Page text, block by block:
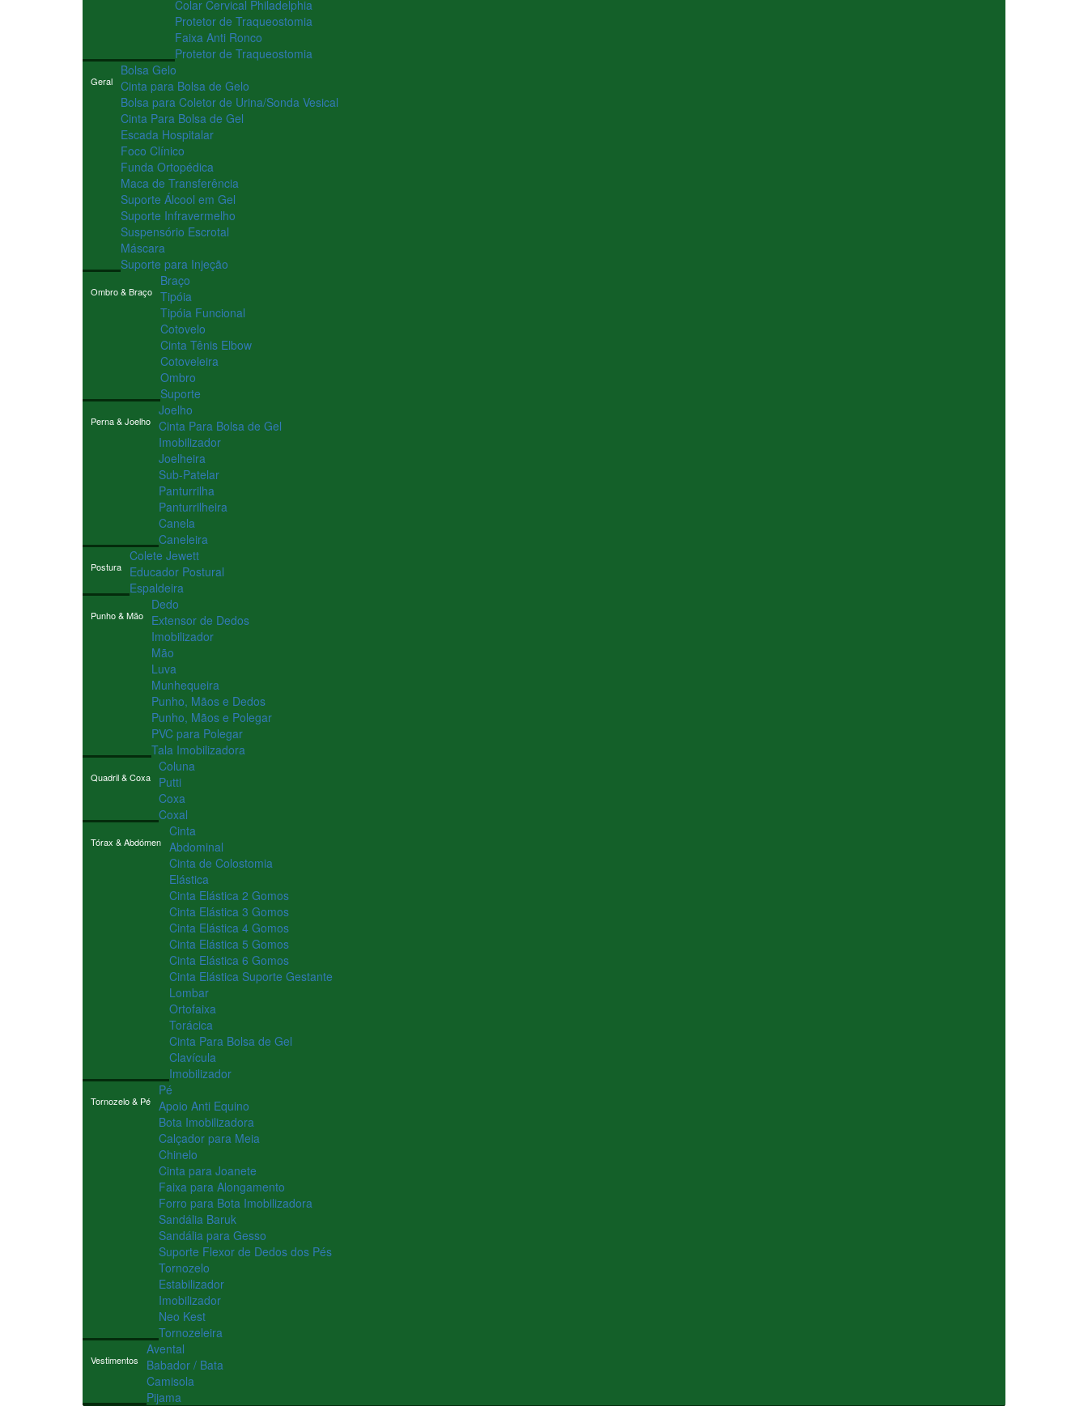
Colar Cervical Philadelphia
Protetor de Traqueostomia
Faixa Anti Ronco
Protetor de Traqueostomia
Geral
Bolsa Gelo
Cinta para Bolsa de Gelo
Bolsa para Coletor de Urina/Sonda Vesical
Cinta Para Bolsa de Gel
Escada Hospitalar
Foco Clínico
Funda Ortopédica
Maca de Transferência
Suporte Álcool em Gel
Suporte Infravermelho
Suspensório Escrotal
Máscara
Suporte para Injeção
Ombro & Braço
Braço
Tipóia
Tipóia Funcional
Cotovelo
Cinta Tênis Elbow
Cotoveleira
Ombro
Suporte
Perna & Joelho
Joelho
Cinta Para Bolsa de Gel
Imobilizador
Joelheira
Sub-Patelar
Panturrilha
Panturrilheira
Canela
Caneleira
Postura
Colete Jewett
Educador Postural
Espaldeira
Punho & Mão
Dedo
Extensor de Dedos
Imobilizador
Mão
Luva
Munhequeira
Punho, Mãos e Dedos
Punho, Mãos e Polegar
PVC para Polegar
Tala Imobilizadora
Quadril & Coxa
Coluna
Putti
Coxa
Coxal
Tórax & Abdómen
Cinta
Abdominal
Cinta de Colostomia
Elástica
Cinta Elástica 2 Gomos
Cinta Elástica 3 Gomos
Cinta Elástica 4 Gomos
Cinta Elástica 5 Gomos
Cinta Elástica 6 Gomos
Cinta Elástica Suporte Gestante
Lombar
Ortofaixa
Torácica
Cinta Para Bolsa de Gel
Clavícula
Imobilizador
Tornozelo & Pé
Pé
Apoio Anti Equino
Bota Imobilizadora
Calçador para Meia
Chinelo
Cinta para Joanete
Faixa para Alongamento
Forro para Bota Imobilizadora
Sandália Baruk
Sandália para Gesso
Suporte Flexor de Dedos dos Pés
Tornozelo
Estabilizador
Imobilizador
Neo Kest
Tornozeleira
Vestimentos
Avental
Babador / Bata
Camisola
Pijama